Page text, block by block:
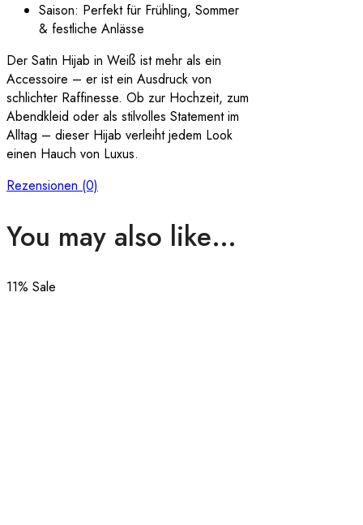
Saison: Perfekt für Frühling, Sommer
& festliche Anlässe
Der Satin Hijab in Weiß ist mehr als ein
Accessoire – er ist ein Ausdruck von
schlichter Raffinesse. Ob zur Hochzeit, zum
Abendkleid oder als stilvolles Statement im
Alltag – dieser Hijab verleiht jedem Look
einen Hauch von Luxus.
Rezensionen (0)
You may also like…
11% Sale